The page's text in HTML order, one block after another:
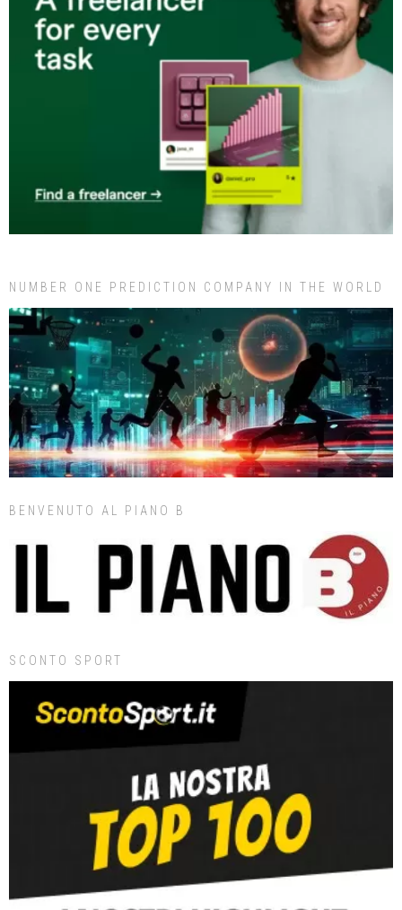
NUMBER ONE PREDICTION COMPANY IN THE WORLD
BENVENUTO AL PIANO B
SCONTO SPORT